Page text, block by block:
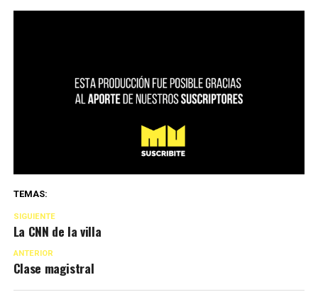
TEMAS:
SIGUIENTE
La CNN de la villa
ANTERIOR
Clase magistral